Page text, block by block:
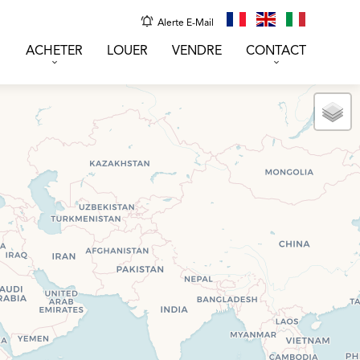
Alerte E-Mail
ACHETER LOUER VENDRE CONTACT